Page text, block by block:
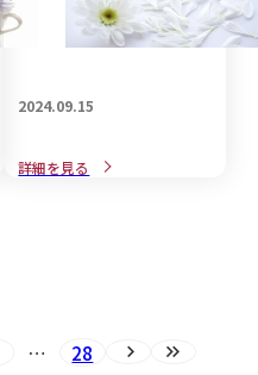
2024.09.15
近年、話題のご遺族に対す
詳細を見る
ジ）
… 28 次へ 最後へ